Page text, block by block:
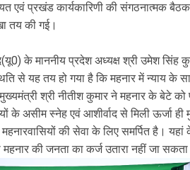
एवं प्रखंड कार्यकारिणी की संगठनात्मक
तय की गई।
के माननीय प्रदेश अध्यक्ष श्री उमेश
से यह तय हो गया है कि महनार में न्याय के
श्री नीतीश कुमार ने महनार के बेटे
के असीम स्नेह एवं आशीर्वाद से मिली ऊर्जा
की सेवा के लिए समर्पित है।
की जनता का कर्ज उतारा नहीं जा